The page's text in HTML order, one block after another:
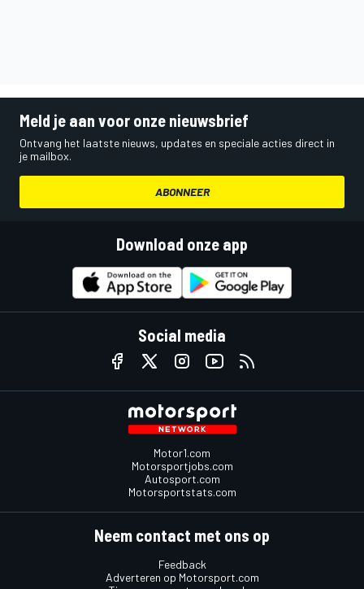
Meld je aan voor onze nieuwsbrief
Ontvang het laatste nieuws, updates en speciale acties direct in
je mailbox.
ABONNEER
Download onze app
Social media
Motor1.com
Motorsportjobs.com
Autosport.com
Motorsportstats.com
Neem contact met ons op
Feedback
Adverteren op Motorsport.com